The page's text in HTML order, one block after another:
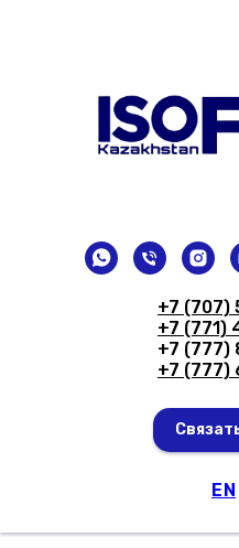
+7 (707)
+7 (771)
+7 (777)
+7
EN